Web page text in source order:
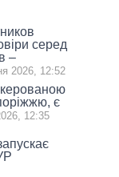
серед
–
2026, 12:52
є
12:35